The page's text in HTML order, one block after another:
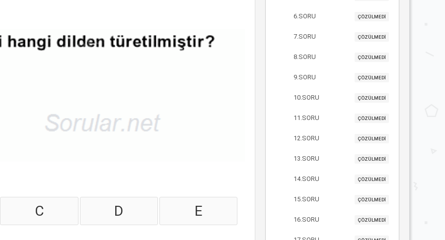
C D E
6.SORU ÇÖZÜLMEDİ
7.SORU ÇÖZÜLMEDİ
8.SORU ÇÖZÜLMEDİ
9.SORU ÇÖZÜLMEDİ
10.SORU ÇÖZÜLMEDİ
11.SORU ÇÖZÜLMEDİ
12.SORU ÇÖZÜLMEDİ
13.SORU ÇÖZÜLMEDİ
14.SORU ÇÖZÜLMEDİ
15.SORU ÇÖZÜLMEDİ
16.SORU ÇÖZÜLMEDİ